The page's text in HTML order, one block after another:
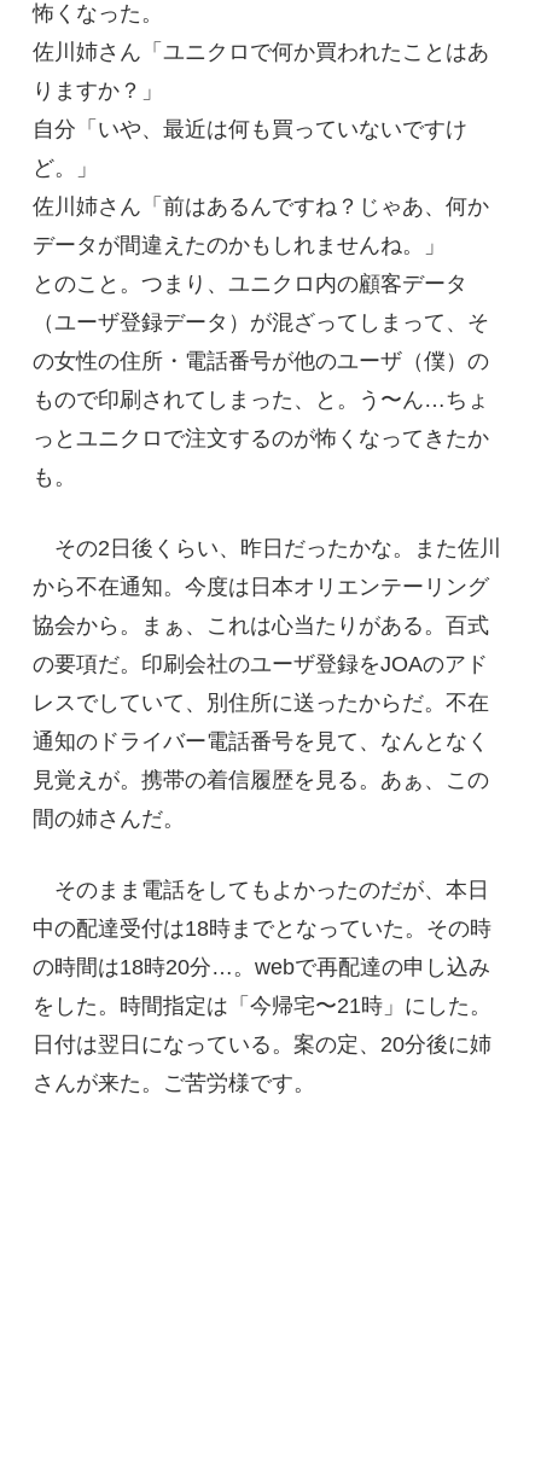
怖くなった。
佐川姉さん「ユニクロで何か買われたことはあ
りますか？」
自分「いや、最近は何も買っていないですけ
ど。」
佐川姉さん「前はあるんですね？じゃあ、何か
データが間違えたのかもしれませんね。」
とのこと。つまり、ユニクロ内の顧客データ
（ユーザ登録データ）が混ざってしまって、そ
の女性の住所・電話番号が他のユーザ（僕）の
もので印刷されてしまった、と。う〜ん…ちょ
っとユニクロで注文するのが怖くなってきたか
も。
その2日後くらい、昨日だったかな。また佐川
から不在通知。今度は日本オリエンテーリング
協会から。まぁ、これは心当たりがある。百式
の要項だ。印刷会社のユーザ登録をJOAのアド
レスでしていて、別住所に送ったからだ。不在
通知のドライバー電話番号を見て、なんとなく
見覚えが。携帯の着信履歴を見る。あぁ、この
間の姉さんだ。
そのまま電話をしてもよかったのだが、本日
中の配達受付は18時までとなっていた。その時
の時間は18時20分…。webで再配達の申し込み
をした。時間指定は「今帰宅〜21時」にした。
日付は翌日になっている。案の定、20分後に姉
さんが来た。ご苦労様です。